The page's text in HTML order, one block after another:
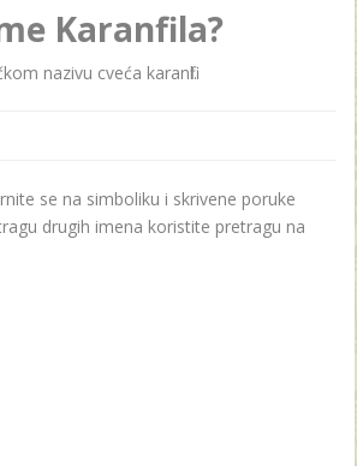
Karanfila?
nаzivu cvećа kаrаnfil.
se na simboliku i skrivene poruke
drugih imena koristite pretragu na